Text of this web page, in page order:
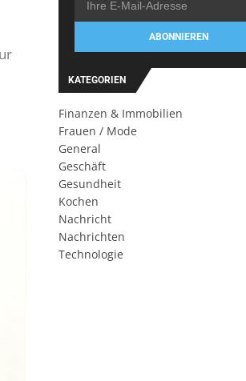
ABONNIEREN
KATEGORIEN
Finanzen & Immobilien
Frauen / Mode
General
Geschäft
Gesundheit
Kochen
Nachricht
Nachrichten
Technologie